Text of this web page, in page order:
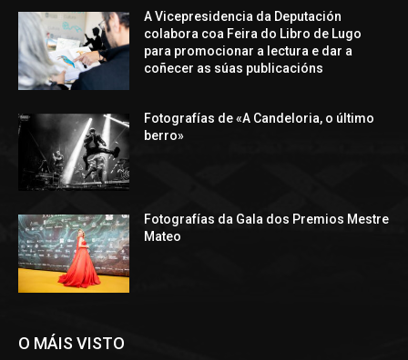
A Vicepresidencia da Deputación
colabora coa Feira do Libro de Lugo
para promocionar a lectura e dar a
coñecer as súas publicacións
Fotografías de «A Candeloria, o último
berro»
Fotografías da Gala dos Premios Mestre
Mateo
O MÁIS VISTO